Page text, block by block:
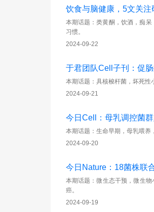
饮食与脑健康，5文关注
本期话题：类黄酮，饮酒，痴
习惯。
2024-09-22
于君团队Cell子刊：促
本期话题：具核梭杆菌，坏死性
2024-09-21
今日Cell：母乳调控菌
本期话题：生命早期，母乳喂养
2024-09-20
今日Nature：18菌株联
本期话题：微生态干预，微生
癌。
2024-09-19